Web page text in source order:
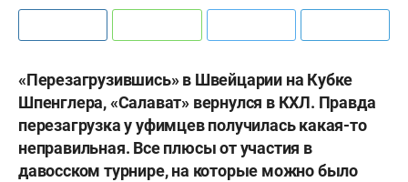
«Перезагрузившись» в Швейцарии на Кубке
Шпенглера, «Салават» вернулся в КХЛ. Правда
перезагрузка у уфимцев получилась какая-то
неправильная. Все плюсы от участия в
давосском турнире, на которые можно было